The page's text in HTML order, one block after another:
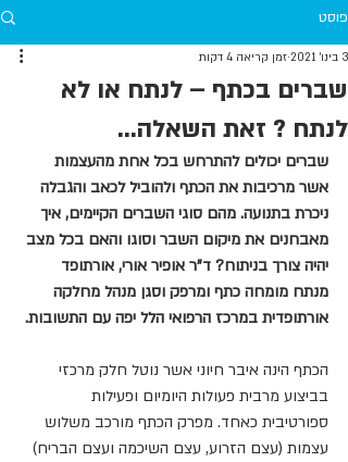
פוסט
שברים בכתף – לנתח או לא
לנתח ? זאת השאלה...
3 בינו׳ 2021 זמן קריאה 4 דקות
שברים יכולים להתרחש בכל אחת מהעצמות
אשר מרכיבות את הכתף ולהוביל לכאב והגבלה
ניכרת בתנועה. מהם סוגי השברים הקיימים, איך
מאבחנים את מיקום השבר וסוגו והאם בכל מצב
יהיה צורך בניתוח? ד"ר אופיר אורי, אורתופד
מנתח מומחה כתף ומרפק וסגן מנהל מחלקה
אורתופדית במרכז הרפואי הלל יפה עם התשובות.
הכתף הינה איבר חיוני אשר נוטל חלק מרכזי
בביצוע מרבית פעולות היומיום ופעילות
ספורטיבית כאחד. מפרק הכתף מורכב משלוש
עצמות (עצם הזרוע, עצם השיכמה ועצם הבריח)